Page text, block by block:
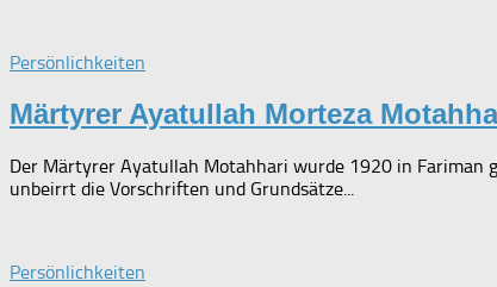
Persönlichkeiten
Märtyrer Ayatullah Morteza
Der Märtyrer Ayatullah Motahhari wurde 1920 in Fariman
unbeirrt die Vorschriften und Grundsätze...
Persönlichkeiten